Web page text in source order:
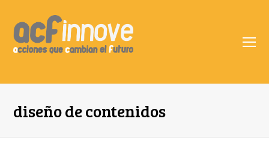
diseño de contenidos